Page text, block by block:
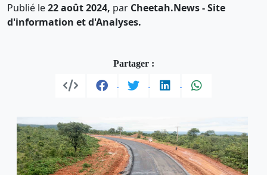
Publié le22 août 2024, par Cheetah.News - Site
d'information et d'Analyses.
Partager :